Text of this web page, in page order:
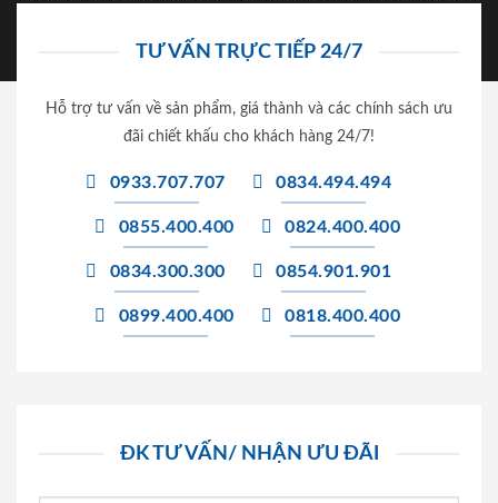
TƯ VẤN TRỰC TIẾP 24/7
Hỗ trợ tư vấn về sản phẩm, giá thành và các chính sách ưu
đãi chiết khấu cho khách hàng 24/7!
0933.707.707 0834.494.494
0855.400.400 0824.400.400
0834.300.300 0854.901.901
0899.400.400 0818.400.400
ĐK TƯ VẤN/ NHẬN ƯU ĐÃI